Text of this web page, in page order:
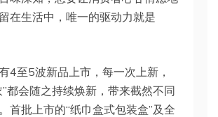
在生活中，唯一的驱动力就是
4至5波新品上市，每一次上新，
”都会随之持续焕新，带来截然不同
首批上市的“纸巾盒式包装盒”及全